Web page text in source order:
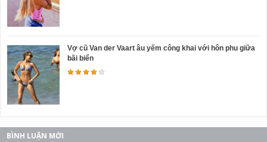
Vợ cũ Van der Vaart âu yếm công khai với hôn phu giữa
bãi biển
BÌNH LUẬN MỚI